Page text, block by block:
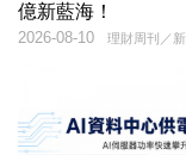
億新藍海！
理財周刊／
2026-08-10